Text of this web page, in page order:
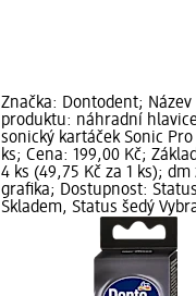
Značka: Dontodent; Název
produktu: náhradní
sonický kartáček Sonic
ks; Cena: 199,00 Kč;
4 ks (49,75 Kč za 1 ks); dm
grafika; Dostupnost:
Skladem, Status šedý